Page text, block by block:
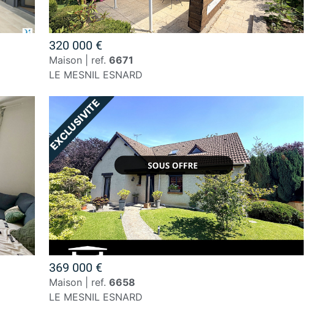
320 000 €
maison | ref. 6671
LE MESNIL ESNARD
369 000 €
maison | ref. 6658
LE MESNIL ESNARD